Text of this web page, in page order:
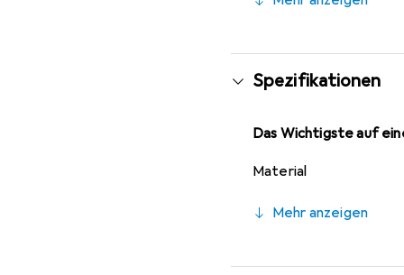
einer Länge von 60
Spezifikationen
Das Wichtigste auf
Material
Mehr anzeigen